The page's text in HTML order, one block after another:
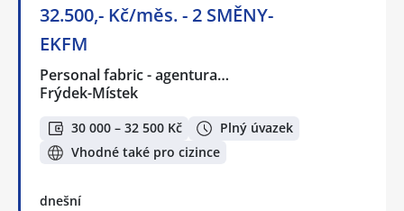
32.500,- Kč/měs. - 2 SMĚNY-
EKFM
Personal fabric - agentura…
Frýdek-Místek
30 000 – 32 500 Kč
Plný úvazek
Vhodné také pro cizince
dnešní